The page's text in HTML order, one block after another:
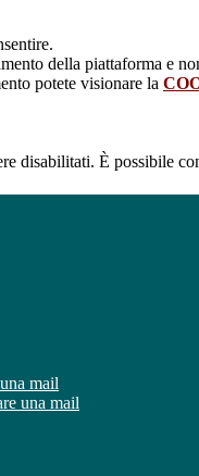
della piattaforma e
potete visionare la
disabilitati. È possibile
mail
una mail